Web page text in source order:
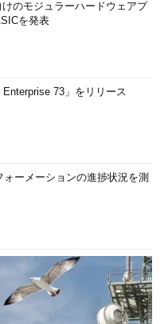
のモジュラーハードウェアプ
を発表
73」をリリース
ーメーションの進捗状況を測